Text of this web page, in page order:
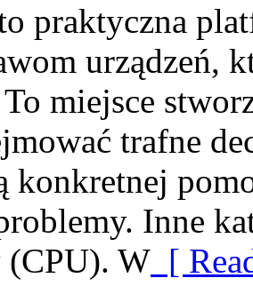
praktyczna
urządzeń,
miejsce
trafne
konkretnej
Inne
(CPU). W [